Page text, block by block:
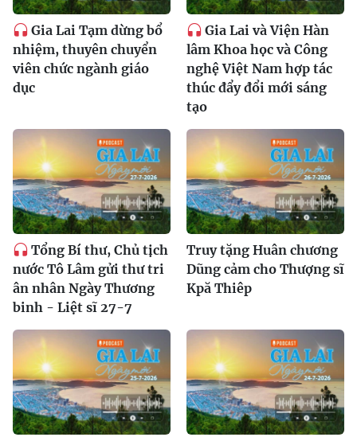
Gia Lai Tạm dừng bổ
nhiệm, thuyên chuyển
viên chức ngành giáo
dục
Gia Lai và Viện Hàn
lâm Khoa học và Công
nghệ Việt Nam hợp tác
thúc đẩy đổi mới sáng
tạo
Tổng Bí thư, Chủ tịch
nước Tô Lâm gửi thư tri
ân nhân Ngày Thương
binh - Liệt sĩ 27-7
Truy tặng Huân chương
Dũng cảm cho Thượng sĩ
Kpă Thiêp